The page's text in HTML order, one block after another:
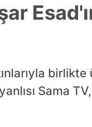
birlikte
Sama